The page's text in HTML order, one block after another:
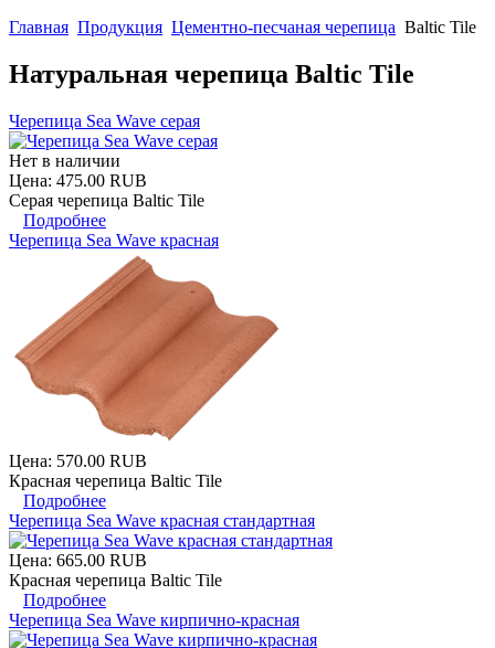
Главная Продукция Цементно-песчаная черепица Baltic Tile
Натуральная черепица Baltic Tile
Черепица Sea Wave серая
Нет в наличии
Цена: 475.00 RUB
Серая черепица Baltic Tile
Подробнее
Черепица Sea Wave красная
Цена: 570.00 RUB
Красная черепица Baltic Tile
Подробнее
Черепица Sea Wave красная стандартная
Цена: 665.00 RUB
Красная черепица Baltic Tile
Подробнее
Черепица Sea Wave кирпично-красная